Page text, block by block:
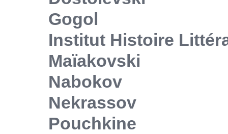
Gogol
Institut Histoire
Maïakovski
Nabokov
Nekrassov
Pouchkine